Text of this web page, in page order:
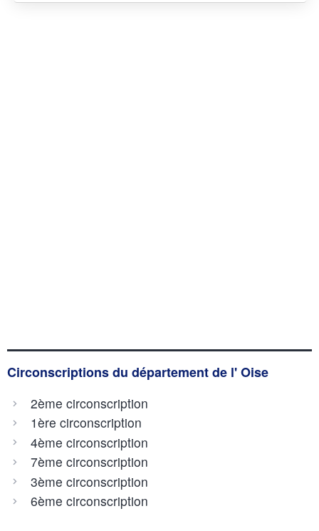
Circonscriptions du département de l' Oise
2ème circonscription
1ère circonscription
4ème circonscription
7ème circonscription
3ème circonscription
6ème circonscription